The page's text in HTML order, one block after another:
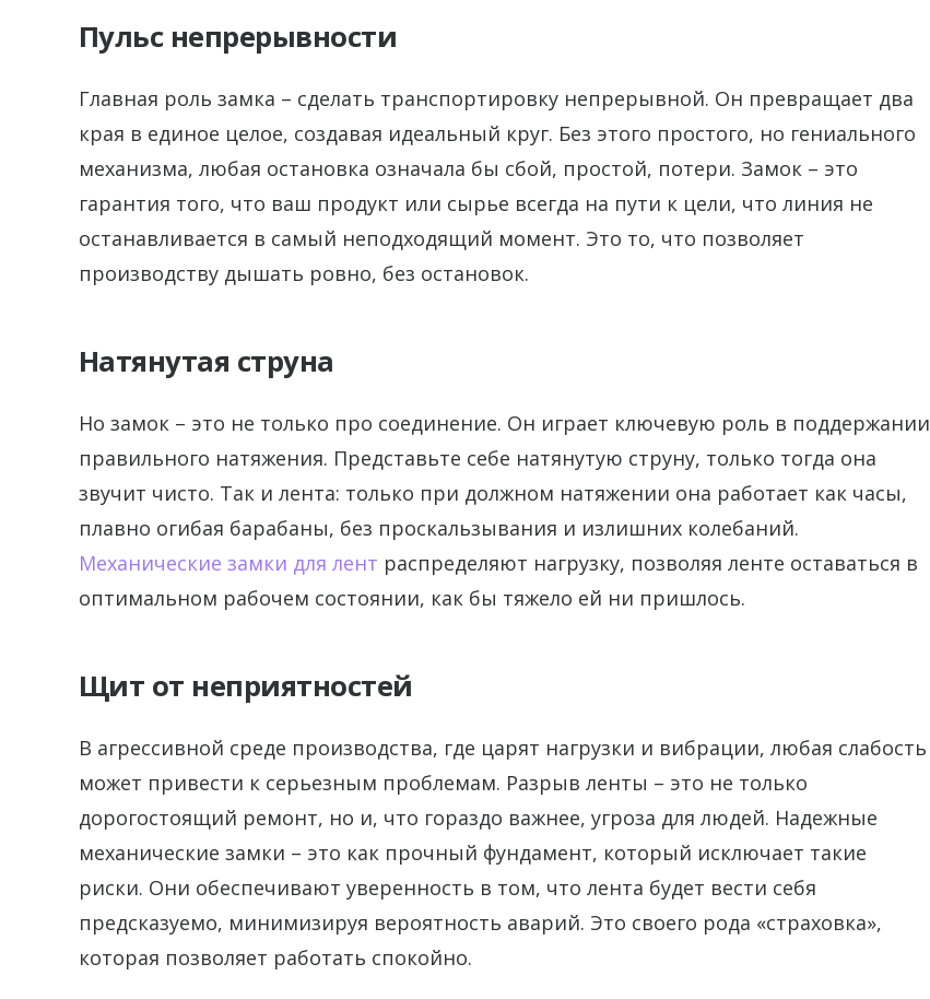
Пульс непрерывности
Главная роль замка – сделать транспортировку непрерывной. Он превращает два
края в единое целое, создавая идеальный круг. Без этого простого, но гениального
механизма, любая остановка означала бы сбой, простой, потери. Замок – это
гарантия того, что ваш продукт или сырье всегда на пути к цели, что линия не
останавливается в самый неподходящий момент. Это то, что позволяет
производству дышать ровно, без остановок.
Натянутая струна
Но замок – это не только про соединение. Он играет ключевую роль в поддержании
правильного натяжения. Представьте себе натянутую струну, только тогда она
звучит чисто. Так и лента: только при должном натяжении она работает как часы,
плавно огибая барабаны, без проскальзывания и излишних колебаний.
Механические замки для лент распределяют нагрузку, позволяя ленте оставаться в
оптимальном рабочем состоянии, как бы тяжело ей ни пришлось.
Щит от неприятностей
В агрессивной среде производства, где царят нагрузки и вибрации, любая слабость
может привести к серьезным проблемам. Разрыв ленты – это не только
дорогостоящий ремонт, но и, что гораздо важнее, угроза для людей. Надежные
механические замки – это как прочный фундамент, который исключает такие
риски. Они обеспечивают уверенность в том, что лента будет вести себя
предсказуемо, минимизируя вероятность аварий. Это своего рода «страховка»,
которая позволяет работать спокойно.